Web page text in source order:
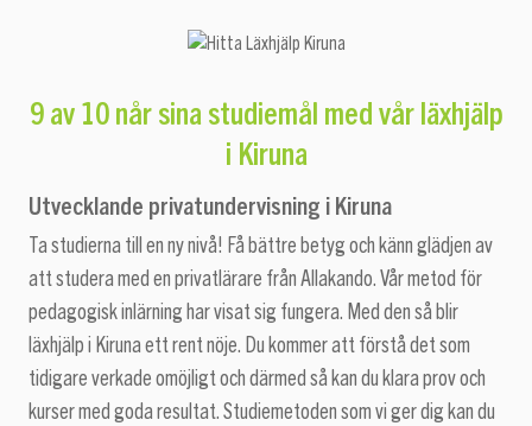
9 av 10 når sina studiemål med vår läxhjälp
i Kiruna
Utvecklande privatundervisning i Kiruna
Ta studierna till en ny nivå! Få bättre betyg och känn glädjen av
att studera med en privatlärare från Allakando. Vår metod för
pedagogisk inlärning har visat sig fungera. Med den så blir
läxhjälp i Kiruna ett rent nöje. Du kommer att förstå det som
tidigare verkade omöjligt och därmed så kan du klara prov och
kurser med goda resultat. Studiemetoden som vi ger dig kan du